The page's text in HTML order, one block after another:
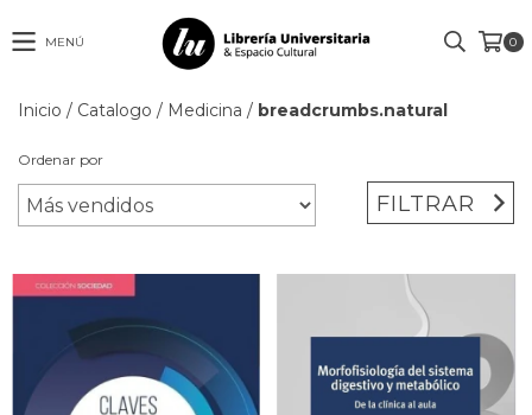
MENÚ 0
Inicio / Catalogo / Medicina / breadcrumbs.natural
Ordenar por
FILTRAR